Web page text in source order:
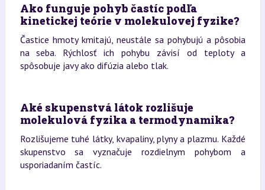
Ako funguje pohyb častíc podľa
kinetickej teórie v molekulovej fyzike?
Častice hmoty kmitajú, neustále sa pohybujú a pôsobia
na seba. Rýchlosť ich pohybu závisí od teploty a
spôsobuje javy ako difúzia alebo tlak.
Aké skupenstvá látok rozlišuje
molekulová fyzika a termodynamika?
Rozlišujeme tuhé látky, kvapaliny, plyny a plazmu. Každé
skupenstvo sa vyznačuje rozdielnym pohybom a
usporiadaním častíc.